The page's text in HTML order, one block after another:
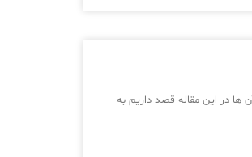
ها در این مقاله قصد داریم به